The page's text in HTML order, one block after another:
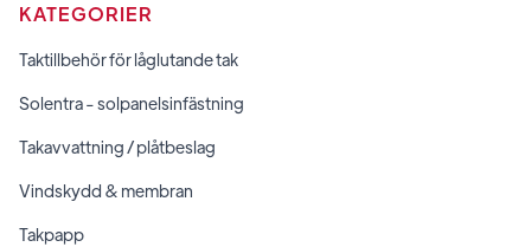
KATEGORIER
Taktillbehör för låglutande tak
Solentra - solpanelsinfästning
Takavvattning / plåtbeslag
Vindskydd & membran
Takpapp